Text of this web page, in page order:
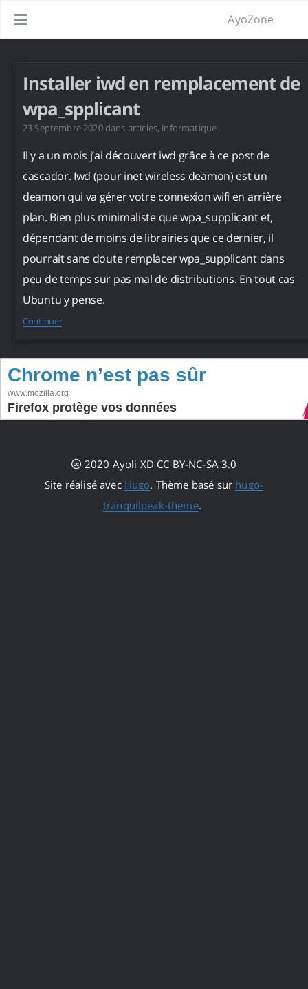
AyoZone
Installer iwd en remplacement de
wpa_spplicant
23 Septembre 2020 dans articles, informatique
Il y a un mois j’ai découvert iwd grâce à ce post de
cascador. Iwd (pour inet wireless deamon) est un
deamon qui va gérer votre connexion wifi en arrière
plan. Bien plus minimaliste que wpa_supplicant et,
dépendant de moins de librairies que ce dernier, il
pourrait sans doute remplacer wpa_supplicant dans
peu de temps sur pas mal de distributions. En tout cas
Ubuntu y pense.
Continuer
2020 Ayoli XD CC BY-NC-SA 3.0
Site réalisé avec Hugo. Thème basé sur hugo-
tranquilpeak-theme.